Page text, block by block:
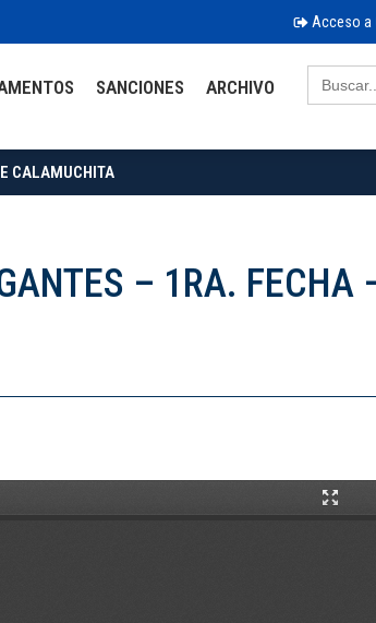
Acceso a
SANCIONES ARCHIVO
Search
for:
CALAMUCHITA
– 1RA. FECHA